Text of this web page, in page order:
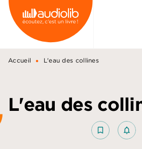
MENU RECHERCHE
PIED DE PAGE
Accueil • L'eau des collines
L'eau des
bookmark_border